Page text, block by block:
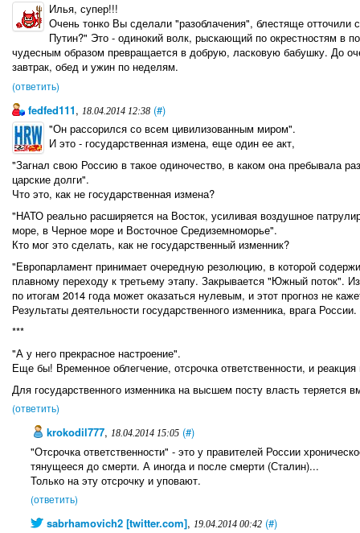
Илья, супер!!!
Очень тонко Вы сделали "разоблачения", блестяще отточили
Путин?" Это - одинокий волк, рыскающий по окрестностям в
чудесным образом превращается в добрую, ласковую бабушку. До
завтрак, обед и ужин по неделям.
(ответить)
fedfed111, 18.04.2014 12:38 (#)
"Он рассорился со всем цивилизованным миром".
И это - государственная измена, еще один ее акт,
"Загнал свою Россию в такое одиночество, в каком она пребывала
царские долги".
Что это, как не государственная измена?
"НАТО реально расширяется на Восток, усиливая воздушное
море, в Черное море и Восточное Средиземноморье".
Кто мог это сделать, как не государственный изменник?
"Европарламент принимает очередную резолюцию, в которой
плавному переходу к третьему этапу. Закрывается "Южный поток".
по итогам 2014 года может оказаться нулевым, и этот прогноз не
Результаты деятельности государственного изменника, врага России.
***
"А у него прекрасное настроение".
Еще бы! Временное облегчение, отсрочка ответственности, и
Для государственного изменника на высшем посту власть теряется
(ответить)
krokodil777, 18.04.2014 15:05 (#)
"Отсрочка ответственности" - это у правителей России
тянущееся до смерти. А иногда и после смерти (Сталин)...
Только на эту отсрочку и уповают.
(ответить)
sabrhamovich2 [twitter.com], 19.04.2014 00:42 (#)